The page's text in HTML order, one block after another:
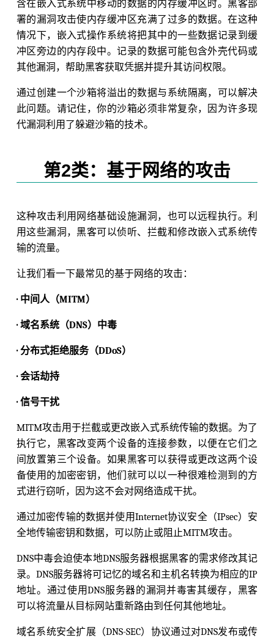
含在嵌入式系统中移动的数据的内存缓冲区时。黑客部
署的漏洞攻击使内存缓冲区充满了过多的数据。在这种
情况下，嵌入式操作系统将把其中的一些数据记录到缓
冲区旁边的内存段中。记录的数据可能包含外壳代码或
其他漏洞，帮助黑客获取凭据并提升其访问权限。
通过创建一个沙箱将溢出的数据与系统隔离，可以解决
此问题。请记住，你的沙箱必须非常复杂，因为许多现
代漏洞利用了躲避沙箱的技术。
第2类：基于网络的攻击
这种攻击利用网络基础设施漏洞，也可以远程执行。利
用这些漏洞，黑客可以侦听、拦截和修改嵌入式系统传
输的流量。
让我们看一下最常见的基于网络的攻击：
· 中间人（MITM）
· 域名系统（DNS）中毒
· 分布式拒绝服务（DDoS）
· 会话劫持
· 信号干扰
MITM攻击用于拦截或更改嵌入式系统传输的数据。为了
执行它，黑客改变两个设备的连接参数，以便在它们之
间放置第三个设备。如果黑客可以获得或更改这两个设
备使用的加密密钥，他们就可以以一种很难检测到的方
式进行窃听，因为这不会对网络造成干扰。
通过加密传输的数据并使用Internet协议安全（IPsec）安
全地传输密钥和数据，可以防止或阻止MITM攻击。
DNS中毒会迫使本地DNS服务器根据黑客的需求修改其记
录。DNS服务器将可记忆的域名和主机名转换为相应的IP
地址。通过使用DNS服务器的漏洞并毒害其缓存，黑客
可以将流量从目标网站重新路由到任何其他地址。
域名系统安全扩展（DNS-SEC）协议通过对DNS发布或传